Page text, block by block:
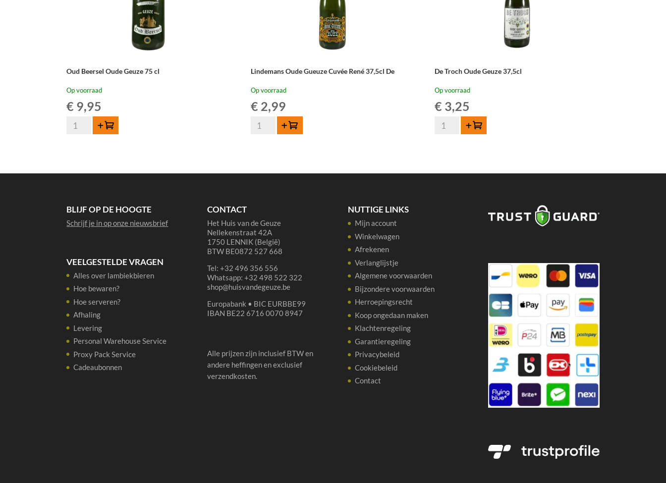
Oud Beersel Oude Geuze 75 cl
Op voorraad
€ 9,95
Oud
Toevoegen
Lindemans Oude Gueuze Cuvée René 37,5cl De
Op voorraad
€ 2,99
Lindemans Toevoegen
De Troch Oude Geuze 37,5cl
Op voorraad
€ 3,25
De
Toevoegen
BLIJF OP DE HOOGTE
Schrijf je in op onze nieuwsbrief
VEELGESTELDE VRAGEN
Alles over lambiekbieren
Hoe bewaren?
Hoe serveren?
Afhaling
Levering
Personal Warehouse Service
Proxy Pack Service
Cadeaubonnen
CONTACT
Het Huis van de Geuze
Nellekenstraat 42A
1750 LENNIK (België)
BTW BE0872 527 668
Tel: +32 496 356 556
Whatsapp: +32 498 522 322
shop@huisvandegeuze.be
Europabank • BIC EURBBE99
IBAN BE22 6716 0070 8947
Alle prijzen zijn inclusief BTW en
andere heffingen en exclusief
verzendkosten.
NUTTIGE LINKS
Mijn account
Winkelwagen
Afrekenen
Verlanglijstje
Algemene voorwaarden
Bijzondere voorwaarden
Herroepingsrecht
Koop ongedaan maken
Klachtenregeling
Garantieregeling
Privacybeleid
Cookiebeleid
Contact